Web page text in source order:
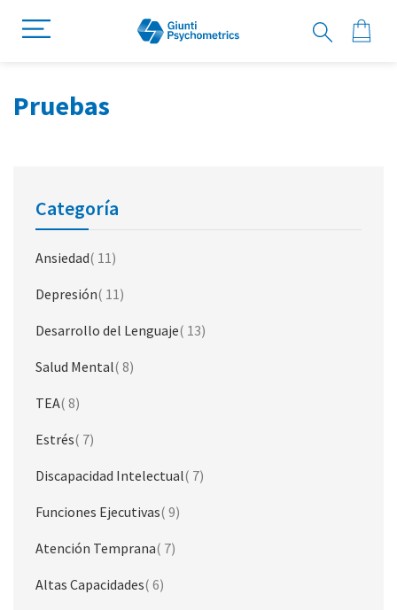
Pruebas
Categoría
Ansiedad 11artículo
Depresión 11artículo
Desarrollo del Lenguaje 13artículo
Salud Mental 8artículo
TEA 8artículo
Estrés 7artículo
Discapacidad Intelectual 7artículo
Funciones Ejecutivas 9artículo
Atención Temprana 7artículo
Altas Capacidades 6artículo